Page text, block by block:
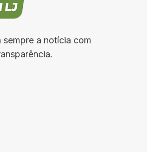
sempre a notícia com